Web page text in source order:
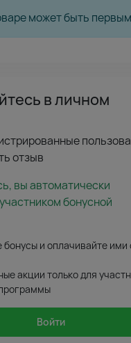
может быть
в личном
отзыв
вы автоматически
бонусной
бонусы и оплачивайте ими
акции только для
Войти